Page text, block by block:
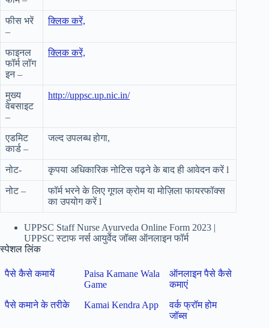
फीस भरें
–
क्लिक करें,
फाइनल
फॉर्म लॉग
इन –
क्लिक करें,
मुख्य
वेबसाइट
–
http://uppsc.up.nic.in/
एडमिट
कार्ड –
जल्द उपलब्ध होगा,
नोट- कृपया अधिकारिक नोटिस पढ़ने के बाद ही आवेदन करें l
नोट –
फॉर्म भरने के लिए गूगल क्रोम या मोज़िला फायरफॉक्स
का उपयोग करें l
UPPSC Staff Nurse Ayurveda Online Form 2023 |
UPPSC स्टाफ नर्स आयुर्वेद जॉब्स ऑनलाइन फॉर्म
स्पेशल लिंक
पैसे कैसे कमायें
Paisa Kamane Wala
Game
ऑनलाइन पैसे कैसे
कमाएं
पैसे कमाने के तरीके
Kamai Kendra App
वर्क फ्रॉम होम
जॉब्स